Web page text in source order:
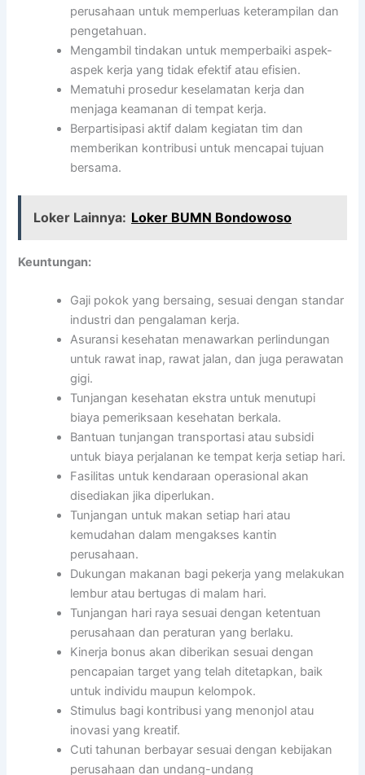
perusahaan untuk memperluas keterampilan dan
pengetahuan.
Mengambil tindakan untuk memperbaiki aspek-
aspek kerja yang tidak efektif atau efisien.
Mematuhi prosedur keselamatan kerja dan
menjaga keamanan di tempat kerja.
Berpartisipasi aktif dalam kegiatan tim dan
memberikan kontribusi untuk mencapai tujuan
bersama.
Loker Lainnya: Loker BUMN Bondowoso
Keuntungan:
Gaji pokok yang bersaing, sesuai dengan standar
industri dan pengalaman kerja.
Asuransi kesehatan menawarkan perlindungan
untuk rawat inap, rawat jalan, dan juga perawatan
gigi.
Tunjangan kesehatan ekstra untuk menutupi
biaya pemeriksaan kesehatan berkala.
Bantuan tunjangan transportasi atau subsidi
untuk biaya perjalanan ke tempat kerja setiap hari.
Fasilitas untuk kendaraan operasional akan
disediakan jika diperlukan.
Tunjangan untuk makan setiap hari atau
kemudahan dalam mengakses kantin
perusahaan.
Dukungan makanan bagi pekerja yang melakukan
lembur atau bertugas di malam hari.
Tunjangan hari raya sesuai dengan ketentuan
perusahaan dan peraturan yang berlaku.
Kinerja bonus akan diberikan sesuai dengan
pencapaian target yang telah ditetapkan, baik
untuk individu maupun kelompok.
Stimulus bagi kontribusi yang menonjol atau
inovasi yang kreatif.
Cuti tahunan berbayar sesuai dengan kebijakan
perusahaan dan undang-undang